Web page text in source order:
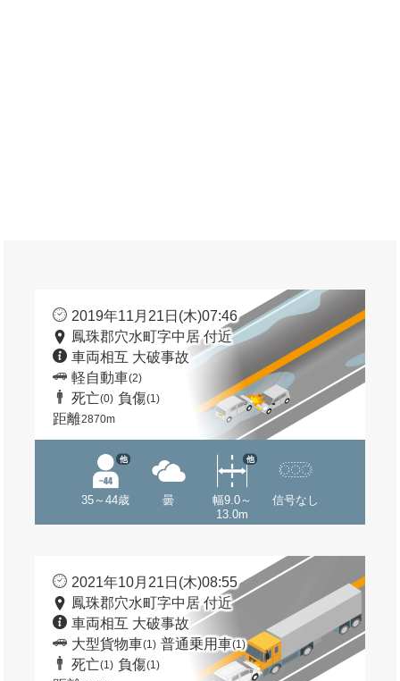
2019年11月21日(木)07:46
鳳珠郡穴水町字中居 付近
車両相互 大破事故
軽自動車(2)
死亡(0) 負傷(1)
距離2870m
35～44歳
他
曇
幅9.0～
13.0m
他
信号なし
2021年10月21日(木)08:55
鳳珠郡穴水町字中居 付近
車両相互 大破事故
大型貨物車(1) 普通乗用車(1)
死亡(1) 負傷(1)